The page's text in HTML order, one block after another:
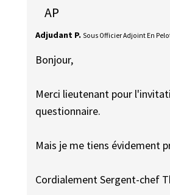
AP
Adjudant P. Sous Officier Adjoint En
Bonjour,
Merci lieutenant pour
questionnaire.
Mais je me tiens évidement
Cordialement Sergent-chef